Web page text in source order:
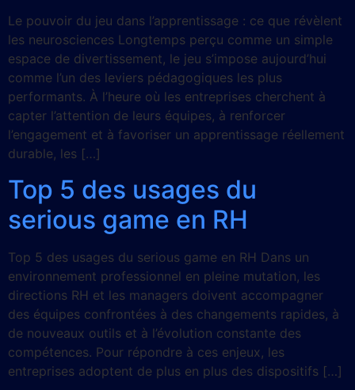
Le pouvoir du jeu dans l’apprentissage : ce que révèlent
les neurosciences Longtemps perçu comme un simple
espace de divertissement, le jeu s’impose aujourd’hui
comme l’un des leviers pédagogiques les plus
performants. À l’heure où les entreprises cherchent à
capter l’attention de leurs équipes, à renforcer
l’engagement et à favoriser un apprentissage réellement
durable, les […]
Top 5 des usages du
serious game en RH
Top 5 des usages du serious game en RH Dans un
environnement professionnel en pleine mutation, les
directions RH et les managers doivent accompagner
des équipes confrontées à des changements rapides, à
de nouveaux outils et à l’évolution constante des
compétences. Pour répondre à ces enjeux, les
entreprises adoptent de plus en plus des dispositifs […]